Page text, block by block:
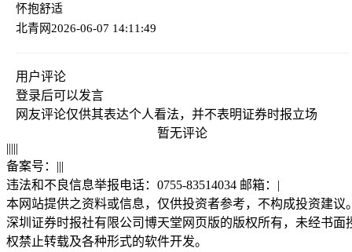
怀抱舒适
北青网2026-06-07 14:11:49
用户评论
登录后可以发言
网友评论仅供其表达个人看法，并不表明证券时报立场
暂无评论
|||||
备案号： |||
违法和不良信息举报电话：0755-83514034 邮箱： |
本网站提供之资料或信息，仅供投资者参考，不构成投资建议
深圳证券时报社有限公司博天堂网页版的版权所有，未经书面
权禁止转载及各种形式的软件开发。